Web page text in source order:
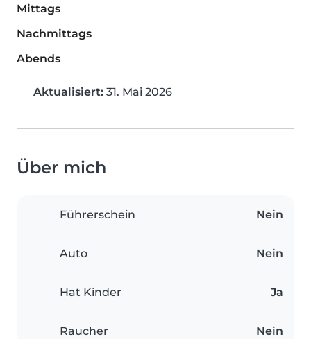
Mittags
Nachmittags
Abends
Aktualisiert: 31. Mai 2026
Über mich
Führerschein Nein
Auto Nein
Hat Kinder Ja
Raucher Nein